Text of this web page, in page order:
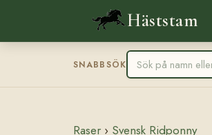
Häststam
SNABBSÖK
Raser › Svensk Ridponny